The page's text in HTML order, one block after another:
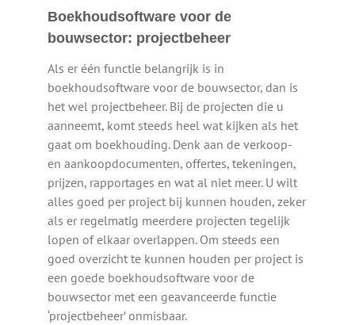
Boekhoudsoftware voor de
bouwsector: projectbeheer
Als er één functie belangrijk is in
boekhoudsoftware voor de bouwsector, dan is
het wel projectbeheer. Bij de projecten die u
aanneemt, komt steeds heel wat kijken als het
gaat om boekhouding. Denk aan de verkoop-
en aankoopdocumenten, offertes, tekeningen,
prijzen, rapportages en wat al niet meer. U wilt
alles goed per project bij kunnen houden, zeker
als er regelmatig meerdere projecten tegelijk
lopen of elkaar overlappen. Om steeds een
goed overzicht te kunnen houden per project is
een goede boekhoudsoftware voor de
bouwsector met een geavanceerde functie
‘projectbeheer’ onmisbaar.